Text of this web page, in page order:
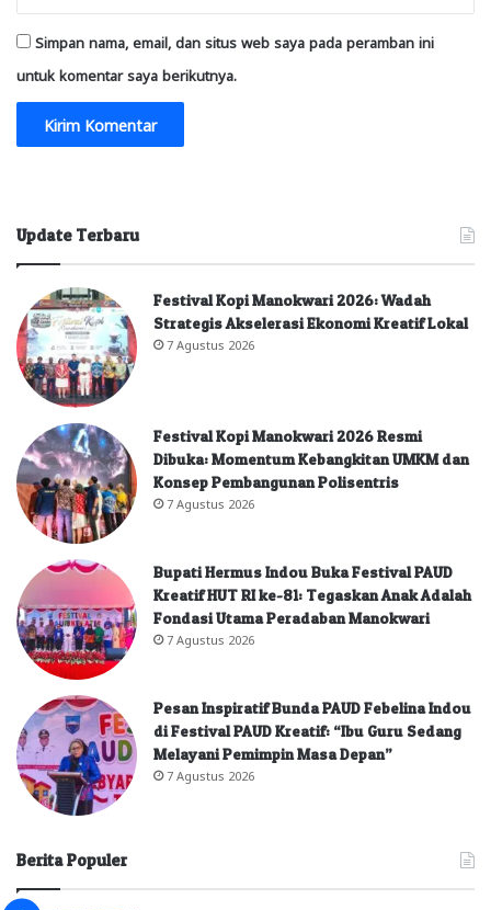
Simpan nama, email, dan situs web saya pada peramban ini
untuk komentar saya berikutnya.
Update Terbaru
Festival Kopi Manokwari 2026: Wadah
Strategis Akselerasi Ekonomi Kreatif Lokal
7 Agustus 2026
Festival Kopi Manokwari 2026 Resmi
Dibuka: Momentum Kebangkitan UMKM dan
Konsep Pembangunan Polisentris
7 Agustus 2026
Bupati Hermus Indou Buka Festival PAUD
Kreatif HUT RI ke-81: Tegaskan Anak Adalah
Fondasi Utama Peradaban Manokwari
7 Agustus 2026
Pesan Inspiratif Bunda PAUD Febelina Indou
di Festival PAUD Kreatif: “Ibu Guru Sedang
Melayani Pemimpin Masa Depan”
7 Agustus 2026
Berita Populer